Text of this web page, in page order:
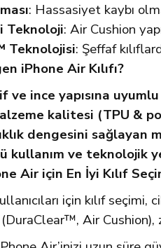
: Hassasiyet kaybı
Teknoloji: Air Cushion
Teknolojisi: Şeffaf
iPhone Air Kılıfı?
ve ince yapısına
kalitesi (TPU &
dengesini sağlayan
kullanım ve teknolojik
Air için En İyi Kılıf
için kılıf seçimi,
Air Cushion),